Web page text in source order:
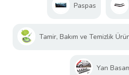
Paspas
Tamir, Bakım ve Temizlik
Yan